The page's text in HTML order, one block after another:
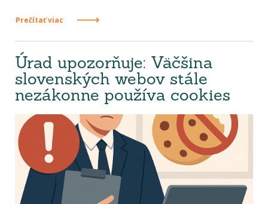
Prečítať viac
Úrad upozorňuje: Väčšina
slovenských webov stále
nezákonne používa cookies